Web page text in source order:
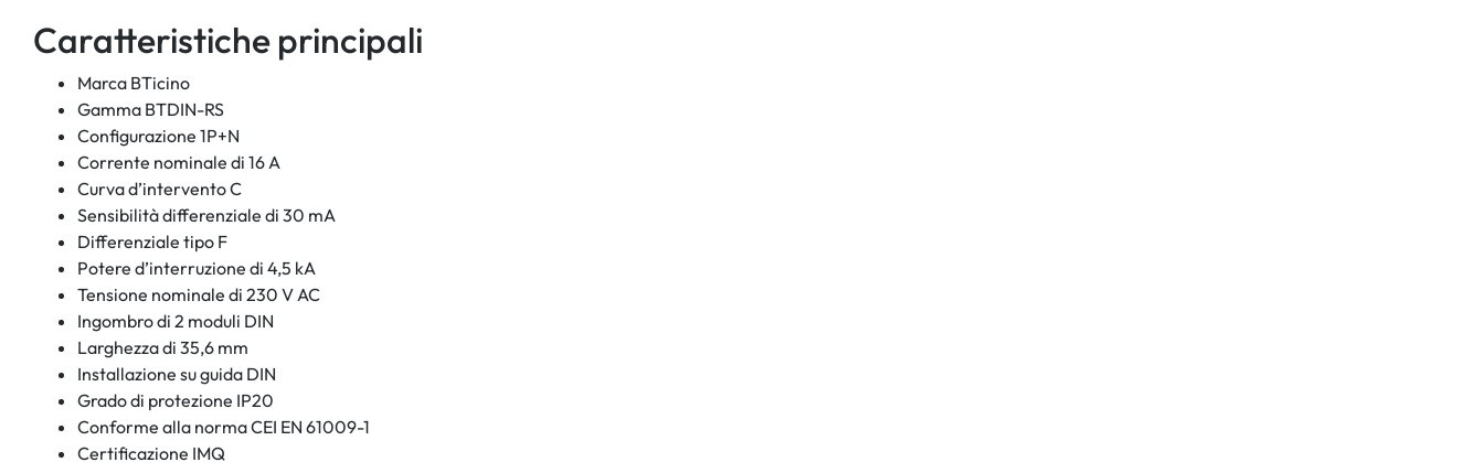
Caratteristiche principali
Marca BTicino
Gamma BTDIN-RS
Configurazione 1P+N
Corrente nominale di 16 A
Curva d’intervento C
Sensibilità differenziale di 30 mA
Differenziale tipo F
Potere d’interruzione di 4,5 kA
Tensione nominale di 230 V AC
Ingombro di 2 moduli DIN
Larghezza di 35,6 mm
Installazione su guida DIN
Grado di protezione IP20
Conforme alla norma CEI EN 61009-1
Certificazione IMQ